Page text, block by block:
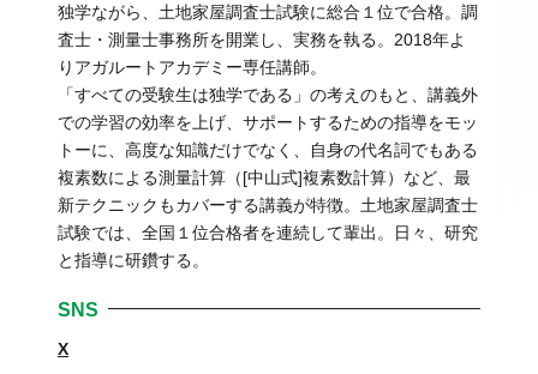
独学ながら、土地家屋調査士試験に総合１位で合格。調
査士・測量士事務所を開業し、実務を執る。2018年よ
りアガルートアカデミー専任講師。
「すべての受験生は独学である」の考えのもと、講義外
での学習の効率を上げ、サポートするための指導をモッ
トーに、高度な知識だけでなく、自身の代名詞でもある
複素数による測量計算（[中山式]複素数計算）など、最
新テクニックもカバーする講義が特徴。土地家屋調査士
試験では、全国１位合格者を連続して輩出。日々、研究
と指導に研鑽する。
SNS
X